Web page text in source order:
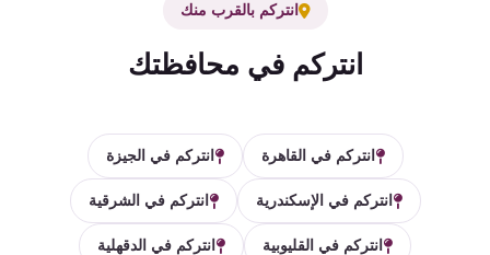
انتركم بالقرب منك
انتركم في محافظتك
انتركم في القاهرة انتركم في الجيزة
انتركم في الإسكندرية انتركم في الشرقية
انتركم في القليوبية انتركم في الدقهلية